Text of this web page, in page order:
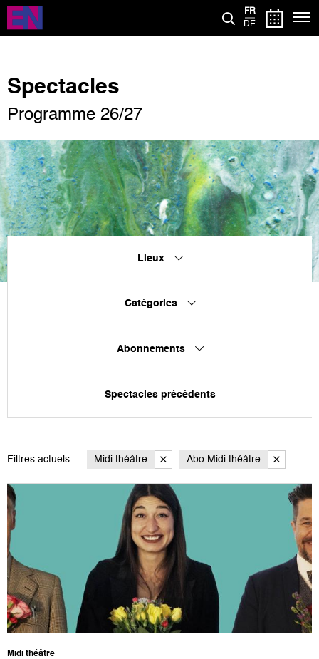
Aller
contenu
FR
DE
Spectacles
Programme 26/27
Lieux
Catégories
Abonnements
Spectacles précédents
Filtres actuels: Midi théâtre Abo Midi théâtre
Midi théâtre